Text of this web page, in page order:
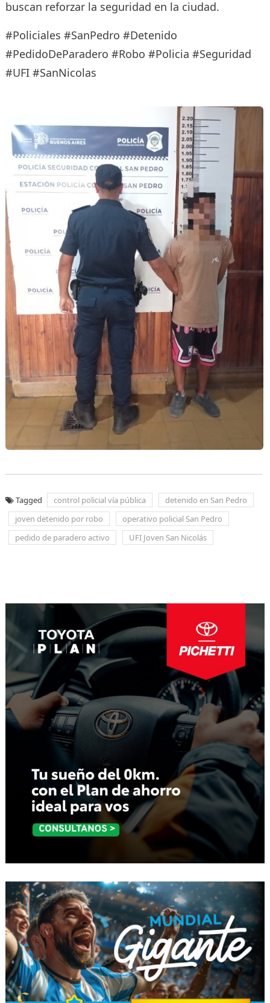
buscan reforzar la seguridad en la ciudad.
#Policiales #SanPedro #Detenido
#PedidoDeParadero #Robo #Policia #Seguridad
#UFI #SanNicolas
Tagged control policial vía pública
detenido en San Pedro
joven detenido por robo
operativo policial San Pedro
pedido de paradero activo
UFI Joven San Nicolás
entradas